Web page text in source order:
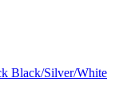
Black/Silver/White